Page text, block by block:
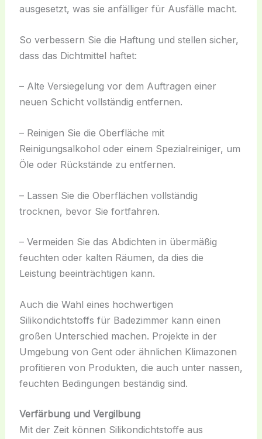
ausgesetzt, was sie anfälliger für Ausfälle macht.
So verbessern Sie die Haftung und stellen sicher,
dass das Dichtmittel haftet:
– Alte Versiegelung vor dem Auftragen einer
neuen Schicht vollständig entfernen.
– Reinigen Sie die Oberfläche mit
Reinigungsalkohol oder einem Spezialreiniger, um
Öle oder Rückstände zu entfernen.
– Lassen Sie die Oberflächen vollständig
trocknen, bevor Sie fortfahren.
– Vermeiden Sie das Abdichten in übermäßig
feuchten oder kalten Räumen, da dies die
Leistung beeinträchtigen kann.
Auch die Wahl eines hochwertigen
Silikondichtstoffs für Badezimmer kann einen
großen Unterschied machen. Projekte in der
Umgebung von Gent oder ähnlichen Klimazonen
profitieren von Produkten, die auch unter nassen,
feuchten Bedingungen beständig sind.
Verfärbung und Vergilbung
Mit der Zeit können Silikondichtstoffe aus